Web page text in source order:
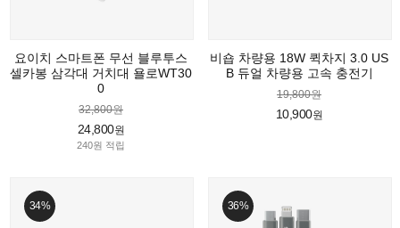
요이치 스마트폰 무선 블루투스
셀카봉 삼각대 거치대 욜로WT30
0
32,800원
24,800원
240원 적립
비숍 차량용 18W 퀵차지 3.0 US
B 듀얼 차량용 고속 충전기
19,800원
10,900원
34% 36%